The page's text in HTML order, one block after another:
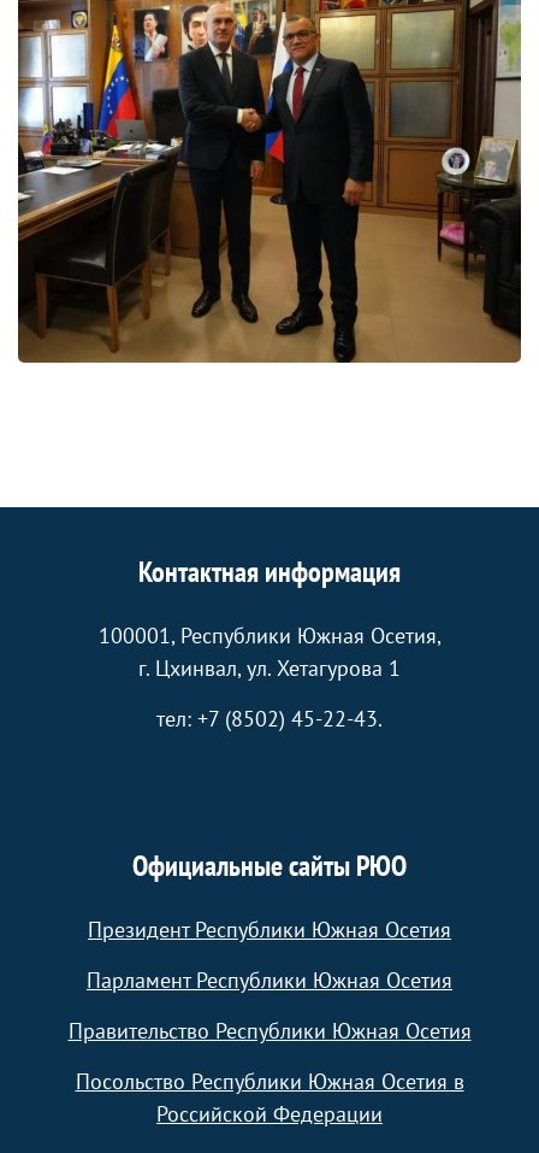
Контактная информация
100001, Республики Южная Осетия,
г. Цхинвал, ул. Хетагурова 1
тел: +7 (8502) 45-22-43.
Официальные сайты РЮО
Президент Республики Южная Осетия
Парламент Республики Южная Осетия
Правительство Республики Южная Осетия
Посольство Республики Южная Осетия в
Российской Федерации